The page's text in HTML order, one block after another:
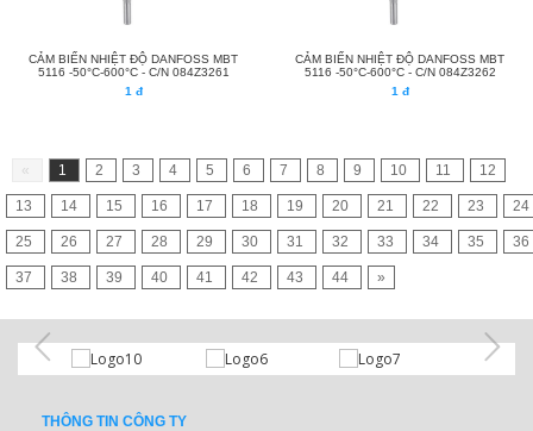
CẢM BIẾN NHIỆT ĐỘ DANFOSS MBT
5116 -50°C-600°C - C/N 084Z3261
1 đ
CẢM BIẾN NHIỆT ĐỘ DANFOSS MBT
5116 -50°C-600°C - C/N 084Z3262
1 đ
« 1 2 3 4 5 6 7 8 9 10 11 12
13 14 15 16 17 18 19 20 21 22 23 24
25 26 27 28 29 30 31 32 33 34 35 36
37 38 39 40 41 42 43 44 »
THÔNG TIN CÔNG TY